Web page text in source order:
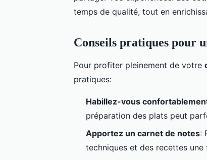
temps de qualité, tout en
Conseils pratiques pour
Pour profiter pleinement de votre
pratiques:
Habillez-vous
préparation des plats peut
Apportez un carnet de notes:
techniques et des recettes